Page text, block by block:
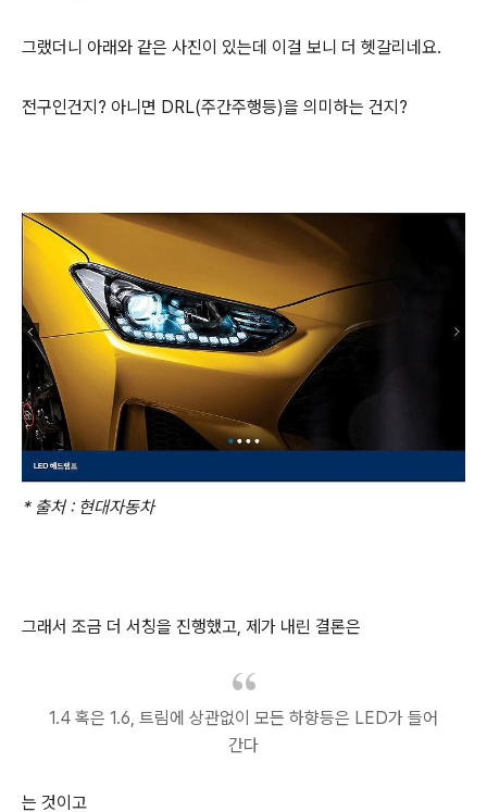
그랬더니 아래와 같은 사진이 있는데 이걸 보니 더 헷갈리네요.
전구인건지? 아니면 DRL(주간주행등)을 의미하는 건지?
* 출처 : 현대자동차
그래서 조금 더 서칭을 진행했고, 제가 내린 결론은
1.4 혹은 1.6, 트림에 상관없이 모든 하향등은 LED가 들어
간다
는 것이고